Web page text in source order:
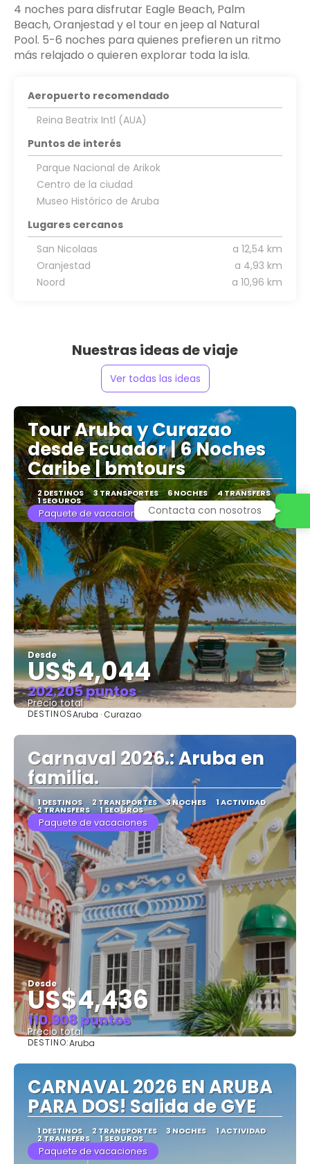
4 noches para disfrutar Eagle Beach, Palm
Beach, Oranjestad y el tour en jeep al Natural
Pool. 5-6 noches para quienes prefieren un ritmo
más relajado o quieren explorar toda la isla.
Aeropuerto recomendado
Reina Beatrix Intl (AUA)
Puntos de interés
Parque Nacional de Arikok
Centro de la ciudad
Museo Histórico de Aruba
Lugares cercanos
San Nicolaas
a 12,54 km
Oranjestad
a 4,93 km
Noord
a 10,96 km
Nuestras ideas de viaje
Ver todas las ideas
Tour Aruba y Curazao
desde Ecuador | 6 Noches
Caribe | bmtours
2 DESTINOS 3 TRANSPORTES 6 NOCHES 4 TRANSFERS
1 SEGUROS
Paquete de vacaciones
Desde
US$4,044
202.205 puntos
Precio total
DESTINOSAruba · Curazao
Carnaval 2026.: Aruba en
familia.
1 DESTINOS 2 TRANSPORTES 3 NOCHES 1 ACTIVIDAD
2 TRANSFERS 1 SEGUROS
Paquete de vacaciones
Desde
US$4,436
110.908 puntos
Precio total
DESTINO:Aruba
CARNAVAL 2026 EN ARUBA
PARA DOS! Salida de GYE
1 DESTINOS 2 TRANSPORTES 3 NOCHES 1 ACTIVIDAD
2 TRANSFERS 1 SEGUROS
Paquete de vacaciones
Contacta con nosotros